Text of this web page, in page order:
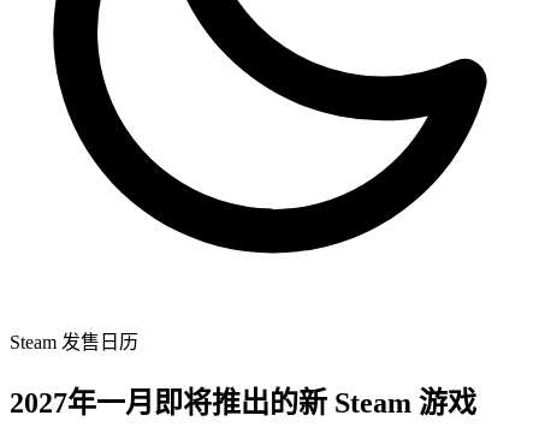
Steam 发售日历
2027年一月即将推出的新 Steam 游戏